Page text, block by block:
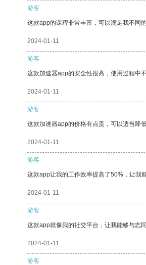
游客
这款app的课程非常丰富，可以满足我不同
2024-01-11
游客
这款加速器app的安全性很高，使用过程中
2024-01-11
游客
这款加速器app的价格有点贵，可以适当降
2024-01-11
游客
这款app让我的工作效率提高了50%，让我
2024-01-11
游客
这款app就像我的社交平台，让我能够与志
2024-01-11
游客